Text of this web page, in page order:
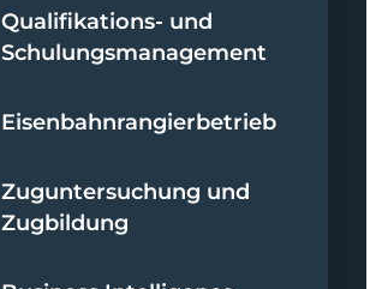
Qualifikations- und
Schulungsmanagement
Eisenbahnrangierbetrieb
Zuguntersuchung und
Zugbildung